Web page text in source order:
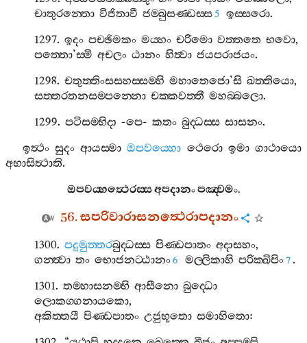
චාතුරන‍්තො විජිතාවී ජම‍්බුසණ‍්ඩස‍්ස5 ඉස‍්සරො.
1297.ඉදං පච‍්ඡිමකං මය‍්හං චරිමො වත‍්තතෙ භවො,
පත‍්තො’ස‍්මි අචලං ඨානං හිත්‍වා ජයපරාජයං.
1298.චතුත‍්තිංසසහස‍්සම‍්හි මහාතෙජො’සි ඛත‍්තියො,
සත‍්තරතනසම‍්පන‍්නො චක‍්කවත‍්තී මහබ‍්බලො.
1299.පටිසම‍්භිදා -පෙ-කතං බුද‍්ධස‍්ස සාසනං.
ඉත්‍ථං සුදං ආයස‍්මා ඔපවය‍්හො ථෙරො ඉමා ගාථායො
අභාසිත්‍ථාති.
ඔපවය‍්හත්‍ථෙරස‍්සඅපදානංපඤ‍්චමං.
56.සපරිවාරාසනත්‍ථෙරාපදානං
1300.පදුමුත‍්තරබුද‍්ධස‍්ස පිණ‍්ඩපාතං අදාසහං,
ගන‍්ත්‍වා තං භොජනට‍්ඨානං6 මල‍්ලිකාහි පරික‍්ඛිපිං7.
1301.තම‍්හාසනම‍්භි ආසීනො බුද‍්ධො
ලොකග‍්ගනායකො,
අකිත‍්තයී පිණ‍්ඩපාතං උජුභූතො සමාහිතො: